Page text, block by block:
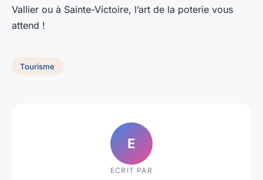
Vallier ou à Sainte-Victoire, l’art de la poterie vous
attend !
Tourisme
E
ECRIT PAR